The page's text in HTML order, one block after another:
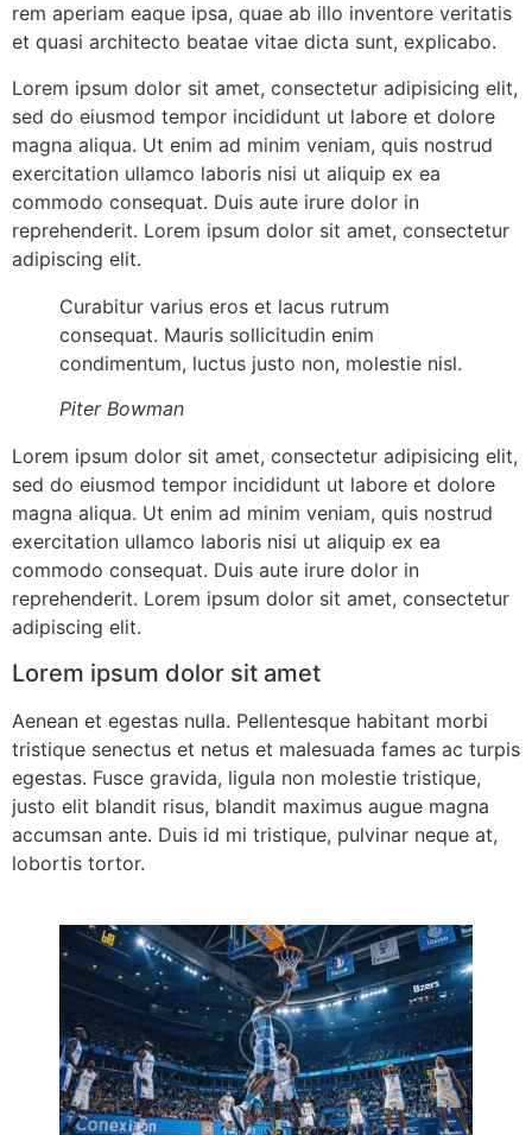
rem aperiam eaque ipsa, quae ab illo inventore veritatis
et quasi architecto beatae vitae dicta sunt, explicabo.
Lorem ipsum dolor sit amet, consectetur adipisicing elit,
sed do eiusmod tempor incididunt ut labore et dolore
magna aliqua. Ut enim ad minim veniam, quis nostrud
exercitation ullamco laboris nisi ut aliquip ex ea
commodo consequat. Duis aute irure dolor in
reprehenderit. Lorem ipsum dolor sit amet, consectetur
adipiscing elit.
Curabitur varius eros et lacus rutrum
consequat. Mauris sollicitudin enim
condimentum, luctus justo non, molestie nisl.
Piter Bowman
Lorem ipsum dolor sit amet, consectetur adipisicing elit,
sed do eiusmod tempor incididunt ut labore et dolore
magna aliqua. Ut enim ad minim veniam, quis nostrud
exercitation ullamco laboris nisi ut aliquip ex ea
commodo consequat. Duis aute irure dolor in
reprehenderit. Lorem ipsum dolor sit amet, consectetur
adipiscing elit.
Lorem ipsum dolor sit amet
Aenean et egestas nulla. Pellentesque habitant morbi
tristique senectus et netus et malesuada fames ac turpis
egestas. Fusce gravida, ligula non molestie tristique,
justo elit blandit risus, blandit maximus augue magna
accumsan ante. Duis id mi tristique, pulvinar neque at,
lobortis tortor.